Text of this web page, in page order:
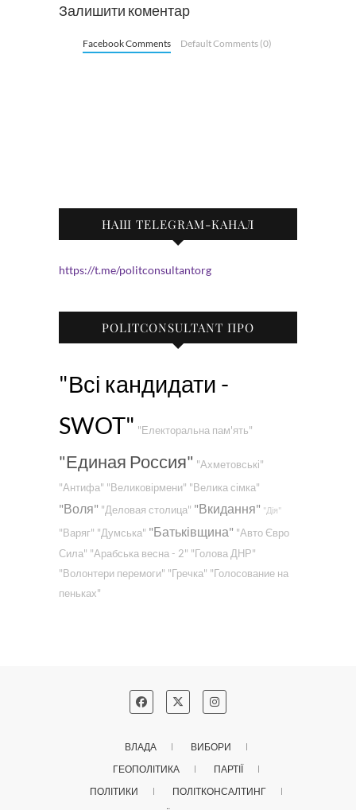
Залишити коментар
Facebook Comments Default Comments (0)
НАШ TELEGRAM-КАНАЛ
https://t.me/politconsultantorg
POLITCONSULTANT ПРО
"Всі кандидати -
SWOT" "Електоральна пам'ять"
"Единая Россия" "Ахметовські"
"Антифа" "Великовірмени" "Велика сімка"
"Воля" "Деловая столица" "Вкидання" "Дія"
"Варяг" "Думська" "Батьківщина" "Авто Євро
Сила" "Арабська весна - 2" "Голова ДНР"
"Волонтери перемоги" "Гречка" "Голосование на
пеньках"
ВЛАДА
ВИБОРИ
ГЕОПОЛІТИКА
ПАРТІЇ
ПОЛІТИКИ
ПОЛІТКОНСАЛТИНГ